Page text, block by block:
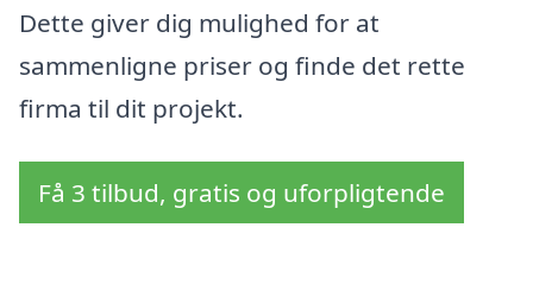
Dette giver dig mulighed for at
sammenligne priser og finde det rette
firma til dit projekt.
Få 3 tilbud, gratis og uforpligtende